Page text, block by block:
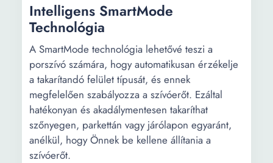
Intelligens SmartMode
Technológia
A SmartMode technológia lehetővé teszi a
porszívó számára, hogy automatikusan érzékelje
a takarítandó felület típusát, és ennek
megfelelően szabályozza a szívóerőt. Ezáltal
hatékonyan és akadálymentesen takaríthat
szőnyegen, parkettán vagy járólapon egyaránt,
anélkül, hogy Önnek be kellene állítania a
szívóerőt.